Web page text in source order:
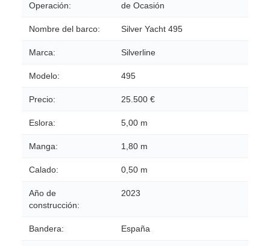
Operación: de Ocasión
Nombre del barco: Silver Yacht 495
Marca: Silverline
Modelo: 495
Precio: 25.500 €
Eslora: 5,00 m
Manga: 1,80 m
Calado: 0,50 m
Año de
construcción:
2023
Bandera: España